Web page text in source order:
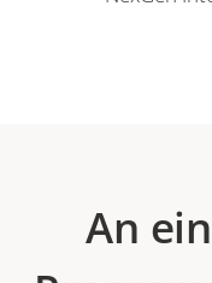
An